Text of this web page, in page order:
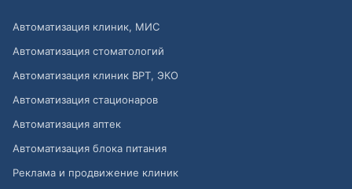
Автоматизация клиник, МИС
Автоматизация стоматологий
Автоматизация клиник ВРТ, ЭКО
Автоматизация стационаров
Автоматизация аптек
Автоматизация блока питания
Реклама и продвижение клиник